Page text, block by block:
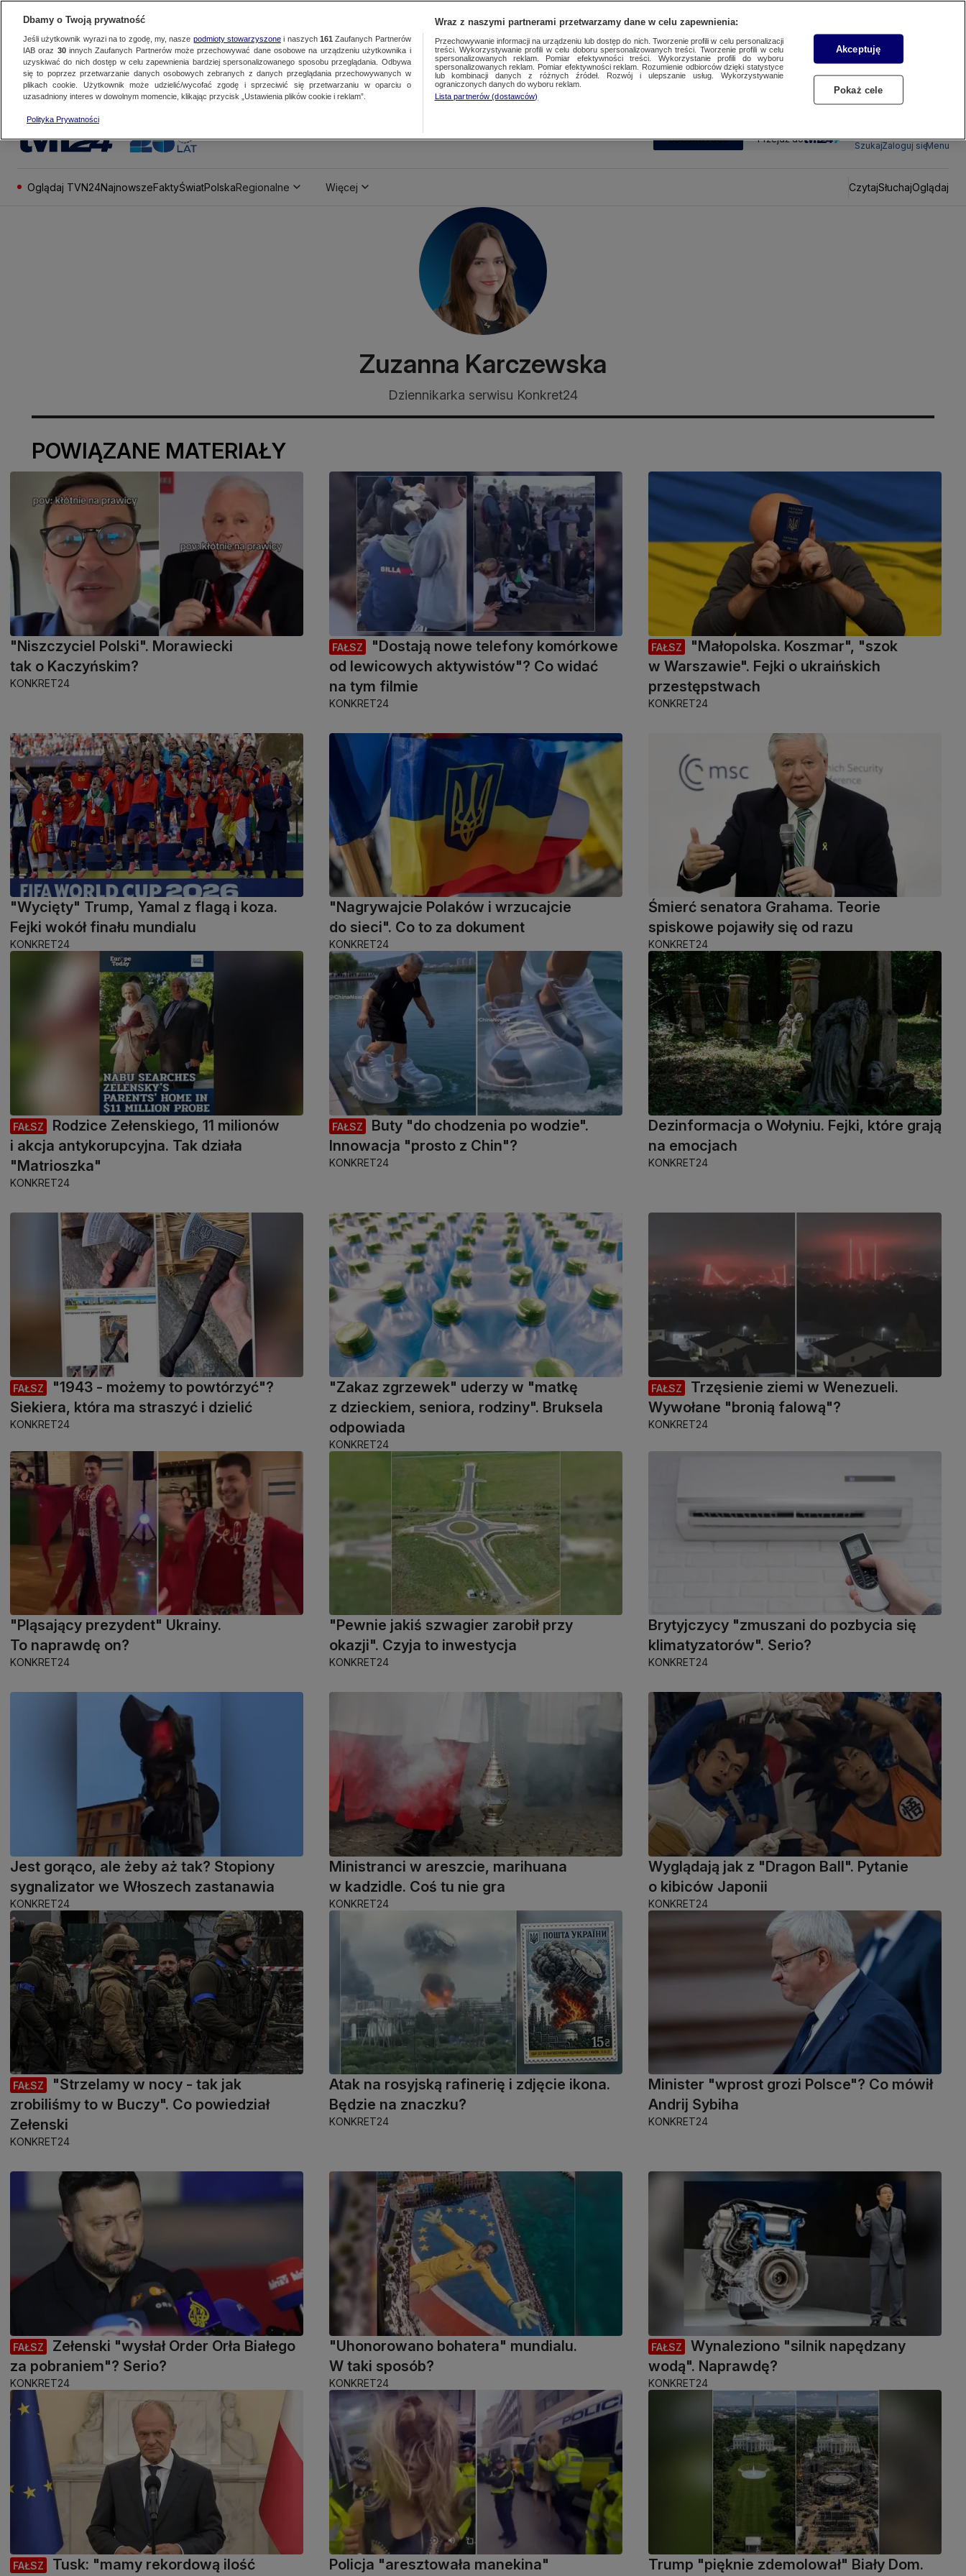
SUBSKRYBUJ Przejdź do
SzukajZaloguj sięMenu
Oglądaj TVN24NajnowszeFaktyŚwiatPolskaRegionalne Więcej CzytajSłuchajOglądaj
Zuzanna Karczewska
Dziennikarka serwisu Konkret24
POWIĄZANE MATERIAŁY
"Niszczyciel Polski". Morawiecki
tak o Kaczyńskim?
KONKRET24
FAŁSZ
"Dostają nowe telefony komórkowe
od lewicowych aktywistów"? Co widać
na tym filmie
KONKRET24
FAŁSZ
"Małopolska. Koszmar", "szok
w Warszawie". Fejki o ukraińskich
przestępstwach
KONKRET24
"Wycięty" Trump, Yamal z flagą i koza.
Fejki wokół finału mundialu
KONKRET24
"Nagrywajcie Polaków i wrzucajcie
do sieci". Co to za dokument
KONKRET24
Śmierć senatora Grahama. Teorie
spiskowe pojawiły się od razu
KONKRET24
FAŁSZ
Rodzice Zełenskiego, 11 milionów
i akcja antykorupcyjna. Tak działa
"Matrioszka"
KONKRET24
FAŁSZ
Buty "do chodzenia po wodzie".
Innowacja "prosto z Chin"?
KONKRET24
Dezinformacja o Wołyniu. Fejki, które grają
na emocjach
KONKRET24
FAŁSZ
"1943 - możemy to powtórzyć"?
Siekiera, która ma straszyć i dzielić
KONKRET24
"Zakaz zgrzewek" uderzy w "matkę
z dzieckiem, seniora, rodziny". Bruksela
odpowiada
KONKRET24
FAŁSZ
Trzęsienie ziemi w Wenezueli.
Wywołane "bronią falową"?
KONKRET24
"Pląsający prezydent" Ukrainy.
To naprawdę on?
KONKRET24
"Pewnie jakiś szwagier zarobił przy
okazji". Czyja to inwestycja
KONKRET24
Brytyjczycy "zmuszani do pozbycia się
klimatyzatorów". Serio?
KONKRET24
Jest gorąco, ale żeby aż tak? Stopiony
sygnalizator we Włoszech zastanawia
KONKRET24
Ministranci w areszcie, marihuana
w kadzidle. Coś tu nie gra
KONKRET24
Wyglądają jak z "Dragon Ball". Pytanie
o kibiców Japonii
KONKRET24
FAŁSZ
"Strzelamy w nocy - tak jak
zrobiliśmy to w Buczy". Co powiedział
Zełenski
KONKRET24
Atak na rosyjską rafinerię i zdjęcie ikona.
Będzie na znaczku?
KONKRET24
Minister "wprost grozi Polsce"? Co mówił
Andrij Sybiha
KONKRET24
FAŁSZ
Zełenski "wysłał Order Orła Białego
za pobraniem"? Serio?
KONKRET24
"Uhonorowano bohatera" mundialu.
W taki sposób?
KONKRET24
FAŁSZ
Wynaleziono "silnik napędzany
wodą". Naprawdę?
KONKRET24
FAŁSZ
Tusk: "mamy rekordową ilość
Policja "aresztowała manekina"
Trump "pięknie zdemolował" Biały Dom.
Dbamy o Twoją prywatność
Jeśli użytkownik wyrazi na to zgodę, my, nasze podmioty stowarzyszonei naszych 161 Zaufanych Partnerów
IAB oraz 30innych Zaufanych Partnerów może przechowywać dane osobowe na urządzeniu użytkownika i
uzyskiwać do nich dostęp w celu zapewnienia bardziej spersonalizowanego sposobu przeglądania. Odbywa
się to poprzez przetwarzanie danych osobowych zebranych z danych przeglądania przechowywanych w
plikach cookie. Użytkownik może udzielić/wycofać zgodę i sprzeciwić się przetwarzaniu w oparciu o
uzasadniony interes w dowolnym momencie, klikając przycisk „Ustawienia plików cookie i reklam”.
Polityka Prywatności
Wraz z naszymi partnerami przetwarzamy dane w celu zapewnienia:
Przechowywanie informacji na urządzeniu lub dostęp do nich. Tworzenie profili w celu personalizacji
treści. Wykorzystywanie profili w celu doboru spersonalizowanych treści. Tworzenie profili w celu
spersonalizowanych reklam. Pomiar efektywności treści. Wykorzystanie profili do wyboru
spersonalizowanych reklam. Pomiar efektywności reklam. Rozumienie odbiorców dzięki statystyce
lub kombinacji danych z różnych źródeł. Rozwój i ulepszanie usług. Wykorzystywanie
ograniczonych danych do wyboru reklam.
Lista partnerów (dostawców)
Akceptuję
Pokaż cele